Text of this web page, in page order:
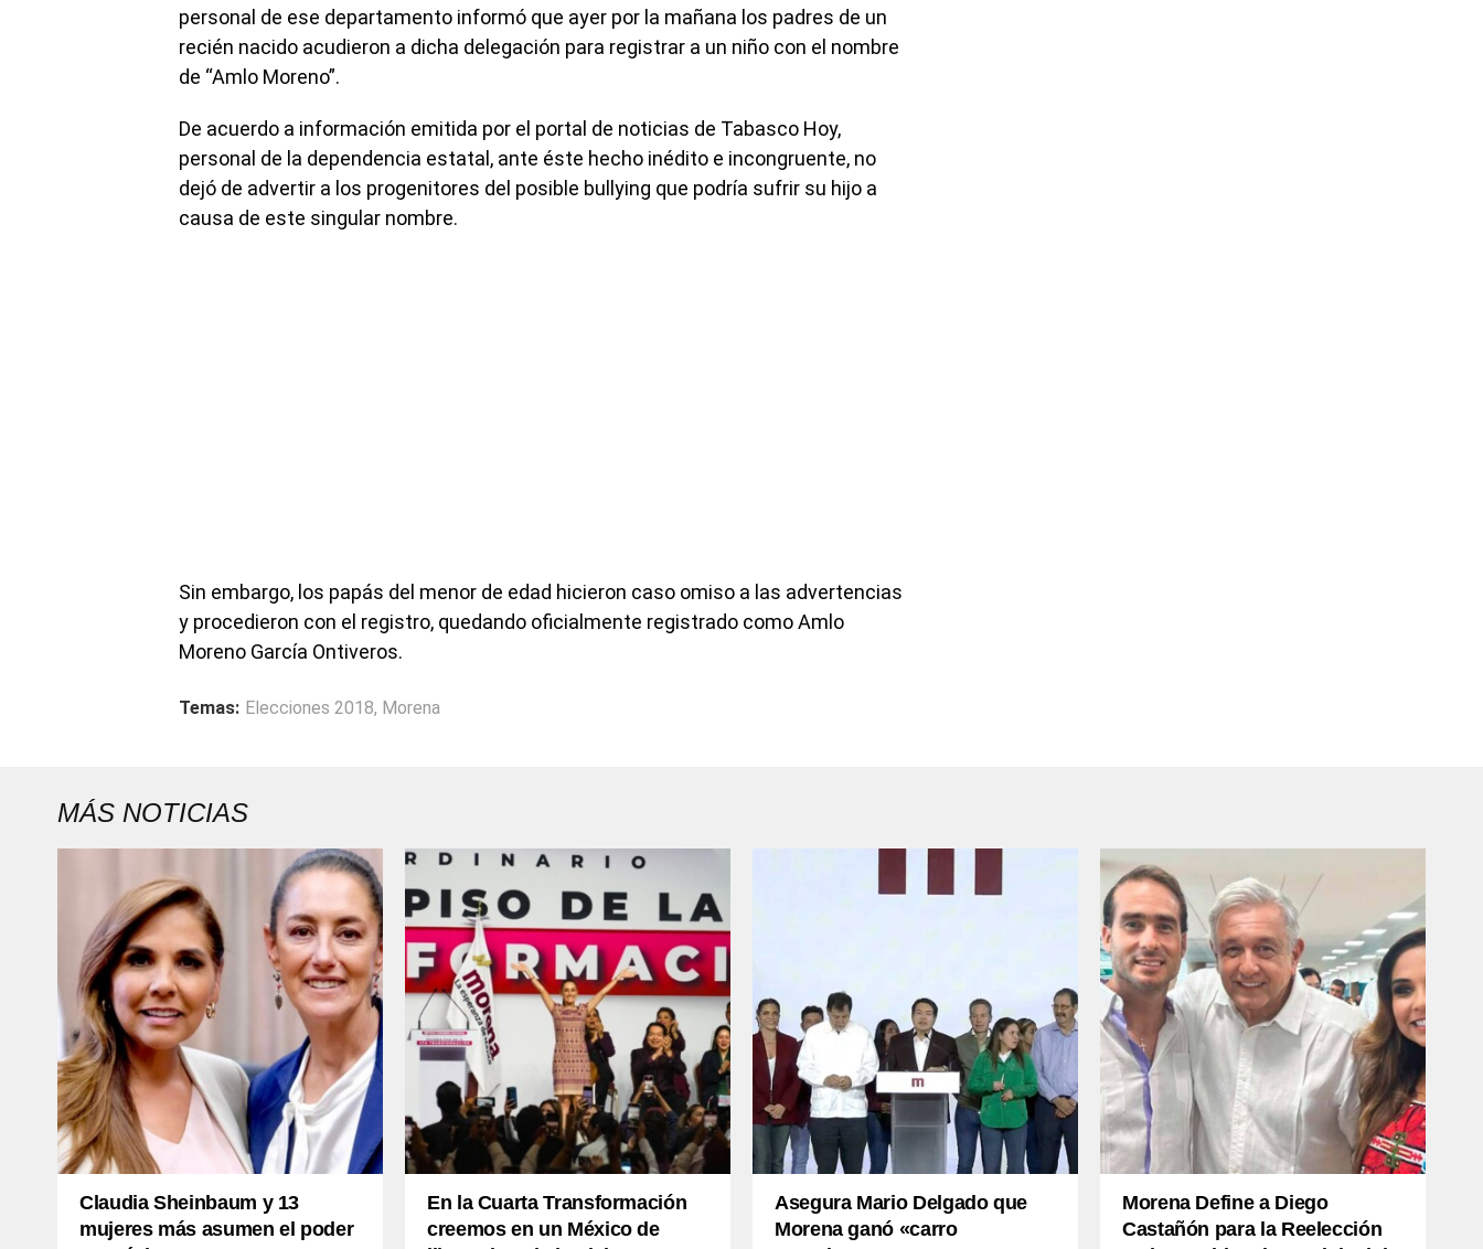
personal de ese departamento informó que ayer por la mañana los padres de un
recién nacido acudieron a dicha delegación para registrar a un niño con el nombre
de “Amlo Moreno”.
De acuerdo a información emitida por el portal de noticias de Tabasco Hoy,
personal de la dependencia estatal, ante éste hecho inédito e incongruente, no
dejó de advertir a los progenitores del posible bullying que podría sufrir su hijo a
causa de este singular nombre.
Sin embargo, los papás del menor de edad hicieron caso omiso a las advertencias
y procedieron con el registro, quedando oficialmente registrado como Amlo
Moreno García Ontiveros.
Temas: Elecciones 2018, Morena
MÁS NOTICIAS
Claudia Sheinbaum y 13
mujeres más asumen el poder
En la Cuarta Transformación
creemos en un México de
Asegura Mario Delgado que
Morena ganó «carro
Morena Define a Diego
Castañón para la Reelección